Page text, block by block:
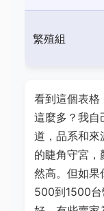
繁殖組
看到這個表格
這麼多？我自
道，品系和來
的睫角守宮，
然高。但如果
500到1500台